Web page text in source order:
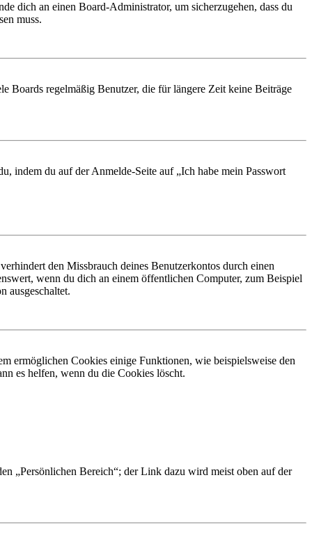
dich an einen Board-Administrator, um sicherzugehen, dass du
muss.
Boards regelmäßig Benutzer, die für längere Zeit keine Beiträge
indem du auf der Anmelde-Seite auf „Ich habe mein Passwort
den Missbrauch deines Benutzerkontos durch einen
wenn du dich an einem öffentlichen Computer, zum Beispiel
ausgeschaltet.
ermöglichen Cookies einige Funktionen, wie beispielsweise den
es helfen, wenn du die Cookies löscht.
„Persönlichen Bereich“; der Link dazu wird meist oben auf der